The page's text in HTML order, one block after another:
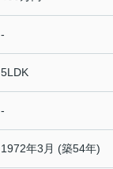
-
5LDK
-
1972年3月 (築54年)